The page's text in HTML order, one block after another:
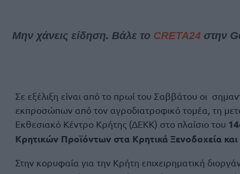
Μην χάνεις είδηση. Βάλε το CRETA24στην
Σε εξέλιξη είναι από το πρωί του Σαββάτου οι
εκπροσώπων από τον αγροδιατροφικό τομέα, τη
Εκθεσιακό Κέντρο Κρήτης (ΔΕΚΚ) στο πλαίσιο του
Κρητικών Προϊόντων στα Κρητικά Ξενοδοχεία
Στην κορυφαία για την Κρήτη επιχειρηματική